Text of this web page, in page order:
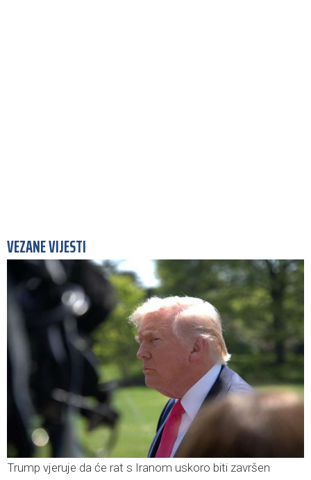
VEZANE VIJESTI
Trump vjeruje da će rat s Iranom uskoro biti završen